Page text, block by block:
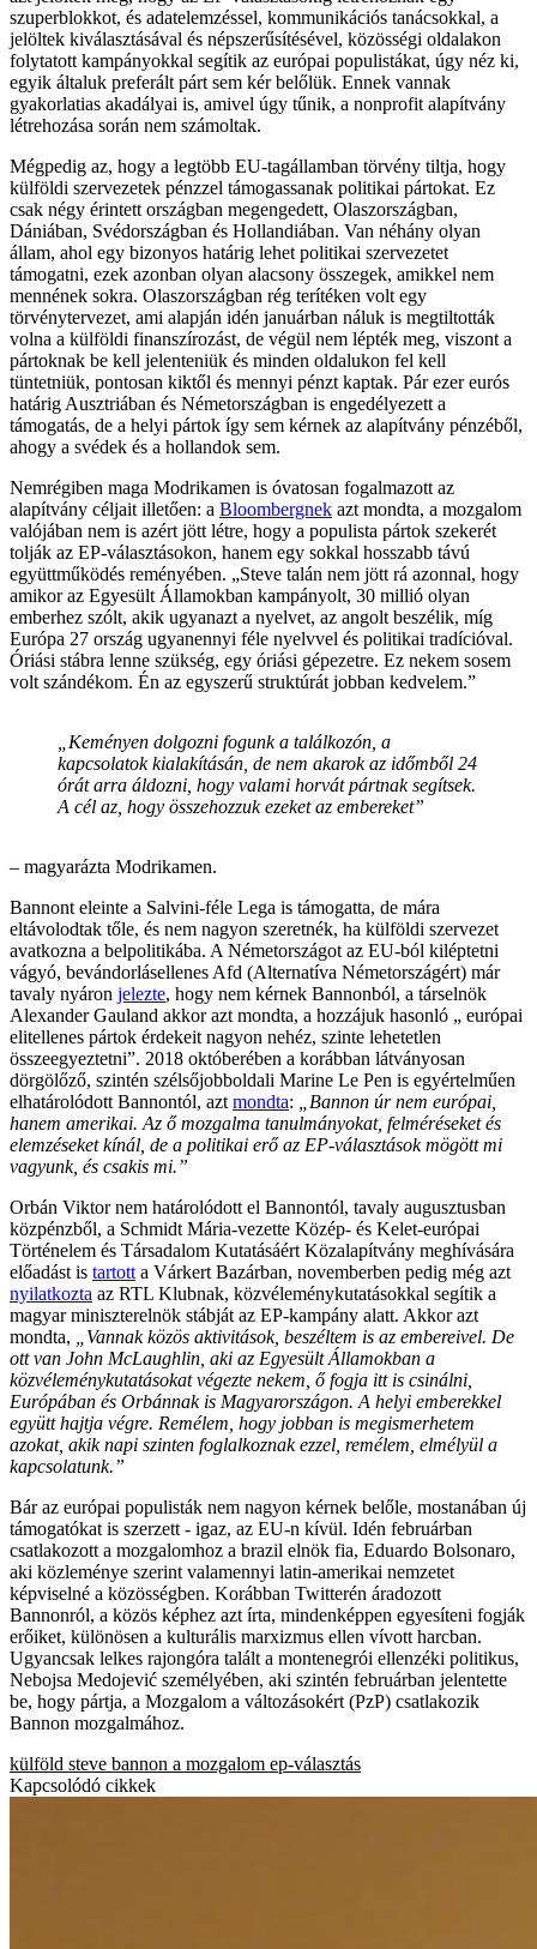
szuperblokkot, és adatelemzéssel, kommunikációs tanácsokkal, a
jelöltek kiválasztásával és népszerűsítésével, közösségi oldalakon
folytatott kampányokkal segítik az európai populistákat, úgy néz ki,
egyik általuk preferált párt sem kér belőlük. Ennek vannak
gyakorlatias akadályai is, amivel úgy tűnik, a nonprofit alapítvány
létrehozása során nem számoltak.
Mégpedig az, hogy a legtöbb EU-tagállamban törvény tiltja, hogy
külföldi szervezetek pénzzel támogassanak politikai pártokat. Ez
csak négy érintett országban megengedett, Olaszországban,
Dániában, Svédországban és Hollandiában. Van néhány olyan
állam, ahol egy bizonyos határig lehet politikai szervezetet
támogatni, ezek azonban olyan alacsony összegek, amikkel nem
mennének sokra. Olaszországban rég terítéken volt egy
törvénytervezet, ami alapján idén januárban náluk is megtiltották
volna a külföldi finanszírozást, de végül nem lépték meg, viszont a
pártoknak be kell jelenteniük és minden oldalukon fel kell
tüntetniük, pontosan kiktől és mennyi pénzt kaptak. Pár ezer eurós
határig Ausztriában és Németországban is engedélyezett a
támogatás, de a helyi pártok így sem kérnek az alapítvány pénzéből,
ahogy a svédek és a hollandok sem.
Nemrégiben maga Modrikamen is óvatosan fogalmazott az
alapítvány céljait illetően: a Bloombergnek azt mondta, a mozgalom
valójában nem is azért jött létre, hogy a populista pártok szekerét
tolják az EP-választásokon, hanem egy sokkal hosszabb távú
együttműködés reményében. „Steve talán nem jött rá azonnal, hogy
amikor az Egyesült Államokban kampányolt, 30 millió olyan
emberhez szólt, akik ugyanazt a nyelvet, az angolt beszélik, míg
Európa 27 ország ugyanennyi féle nyelvvel és politikai tradícióval.
Óriási stábra lenne szükség, egy óriási gépezetre. Ez nekem sosem
volt szándékom. Én az egyszerű struktúrát jobban kedvelem.”
„Keményen dolgozni fogunk a találkozón, a
kapcsolatok kialakításán, de nem akarok az időmből 24
órát arra áldozni, hogy valami horvát pártnak segítsek.
A cél az, hogy összehozzuk ezeket az embereket”
– magyarázta Modrikamen.
Bannont eleinte a Salvini-féle Lega is támogatta, de mára
eltávolodtak tőle, és nem nagyon szeretnék, ha külföldi szervezet
avatkozna a belpolitikába. A Németországot az EU-ból kiléptetni
vágyó, bevándorlásellenes Afd (Alternatíva Németországért) már
tavaly nyáron jelezte, hogy nem kérnek Bannonból, a társelnök
Alexander Gauland akkor azt mondta, a hozzájuk hasonló „ európai
elitellenes pártok érdekeit nagyon nehéz, szinte lehetetlen
összeegyeztetni”. 2018 októberében a korábban látványosan
dörgölőző, szintén szélsőjobboldali Marine Le Pen is egyértelműen
elhatárolódott Bannontól, azt mondta:
„Bannon úr nem európai,
hanem amerikai. Az ő mozgalma tanulmányokat, felméréseket és
elemzéseket kínál, de a politikai erő az EP-választások mögött mi
vagyunk, és csakis mi.”
Orbán Viktor nem határolódott el Bannontól, tavaly augusztusban
közpénzből, a Schmidt Mária-vezette Közép- és Kelet-európai
Történelem és Társadalom Kutatásáért Közalapítvány meghívására
előadást is tartott a Várkert Bazárban, novemberben pedig még azt
nyilatkozta az RTL Klubnak, közvéleménykutatásokkal segítik a
magyar miniszterelnök stábját az EP-kampány alatt. Akkor azt
mondta,
„Vannak közös aktivitások, beszéltem is az embereivel. De
ott van John McLaughlin, aki az Egyesült Államokban a
közvéleménykutatásokat végezte nekem, ő fogja itt is csinálni,
Európában és Orbánnak is Magyarországon. A helyi emberekkel
együtt hajtja végre. Remélem, hogy jobban is megismerhetem
azokat, akik napi szinten foglalkoznak ezzel, remélem, elmélyül a
kapcsolatunk.”
Bár az európai populisták nem nagyon kérnek belőle, mostanában új
támogatókat is szerzett - igaz, az EU-n kívül. Idén februárban
csatlakozott a mozgalomhoz a brazil elnök fia, Eduardo Bolsonaro,
aki közleménye szerint valamennyi latin-amerikai nemzetet
képviselné a közösségben. Korábban Twitterén áradozott
Bannonról, a közös képhez azt írta, mindenképpen egyesíteni fogják
erőiket, különösen a kulturális marxizmus ellen vívott harcban.
Ugyancsak lelkes rajongóra talált a montenegrói ellenzéki politikus,
Nebojsa Medojević személyében, aki szintén februárban jelentette
be, hogy pártja, a Mozgalom a változásokért (PzP) csatlakozik
Bannon mozgalmához.
külföld steve bannon a mozgalom ep-választás
Kapcsolódó cikkek